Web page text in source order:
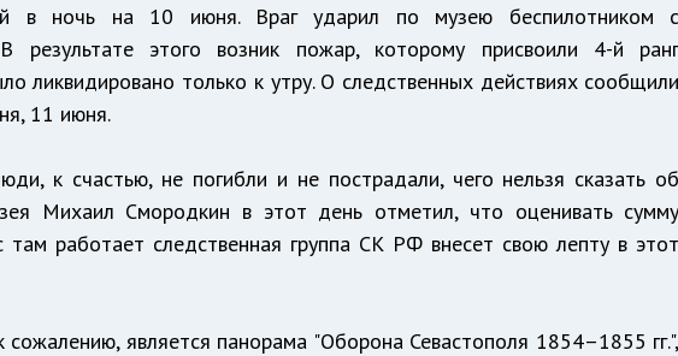
в ночь на 10 июня. Враг ударил по музею беспилотником с
результате этого возник пожар, которому присвоили 4-й
ликвидировано только к утру. О следственных действиях сообщили
11 июня.
к счастью, не погибли и не пострадали, чего нельзя сказать об
Михаил Смородкин в этот день отметил, что оценивать сумму
там работает следственная группа СК РФ внесет свою лепту в этот
является панорама "Оборона Севастополя 1854–1855 гг.",